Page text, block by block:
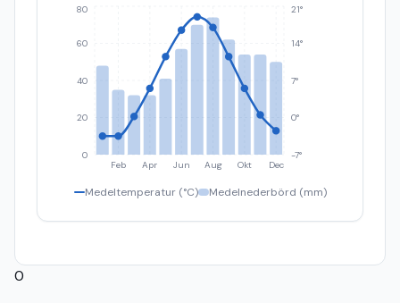
Feb Apr Jun Aug Okt Dec
0
20
40
60
80
-7°
0°
7°
14°
21°
Medeltemperatur (°C) Medelnederbörd (mm)
0